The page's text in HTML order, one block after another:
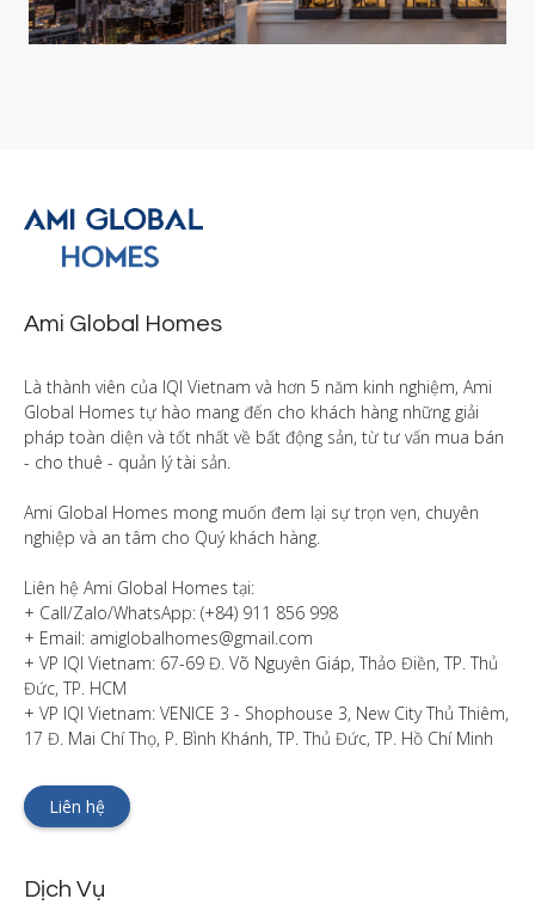
Ami Global Homes
Là thành viên của IQI Vietnam và hơn 5 năm kinh nghiệm, Ami
Global Homes tự hào mang đến cho khách hàng những giải
pháp toàn diện và tốt nhất về bất động sản, từ tư vấn mua bán
- cho thuê - quản lý tài sản.
Ami Global Homes mong muốn đem lại sự trọn vẹn, chuyên
nghiệp và an tâm cho Quý khách hàng.
Liên hệ Ami Global Homes tại:
+ Call/Zalo/WhatsApp: (+84) 911 856 998
+ Email: amiglobalhomes@gmail.com
+ VP IQI Vietnam: 67-69 Đ. Võ Nguyên Giáp, Thảo Điền, TP. Thủ
Đức, TP. HCM
+ VP IQI Vietnam: VENICE 3 - Shophouse 3, New City Thủ Thiêm,
17 Đ. Mai Chí Thọ, P. Bình Khánh, TP. Thủ Đức, TP. Hồ Chí Minh
Liên hệ
Dịch Vụ